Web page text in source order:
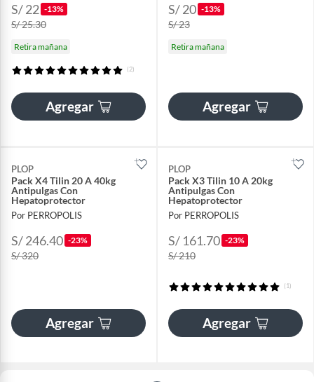
S/ 22 -13%
S/ 25.30
Retira mañana
(2)
Agregar
S/ 20 -13%
S/ 23
Retira mañana
Agregar
PLOP
Pack X4 Tilin 20 A 40kg
Antipulgas Con
Hepatoprotector
Por PERROPOLIS
S/ 246.40 -23%
S/ 320
Agregar
PLOP
Pack X3 Tilin 10 A 20kg
Antipulgas Con
Hepatoprotector
Por PERROPOLIS
S/ 161.70 -23%
S/ 210
(1)
Agregar